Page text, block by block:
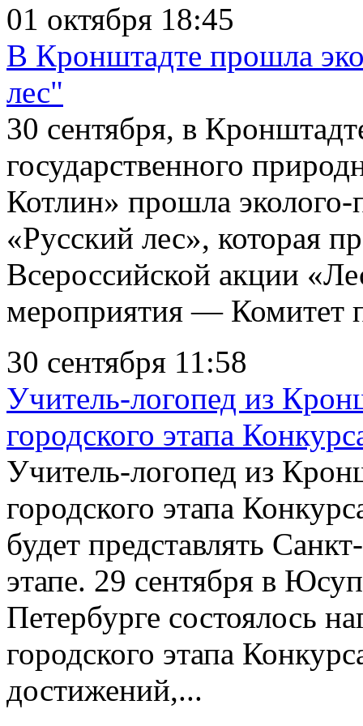
01 октября 18:45
В Кронштадте прошла
лес"
30 сентября, в
государственного
Котлин» прошла эколого-
«Русский лес», которая
Всероссийской акции
мероприятия — Комитет
30 сентября 11:58
Учитель-логопед из
городского этапа
Учитель-логопед из
городского этапа
будет представлять
этапе. 29 сентября в
Петербурге состоялось
городского этапа
достижений,...